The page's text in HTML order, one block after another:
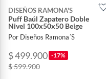
DISEÑOS RAMONA'S
Puff Baúl Zapatero Doble
Nivel 100x50x50 Beige
Por Diseños Ramona´S
$ 499.900 -17%
$ 599.900